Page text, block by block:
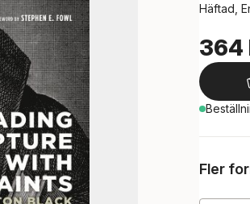
Häftad,
364
Fler